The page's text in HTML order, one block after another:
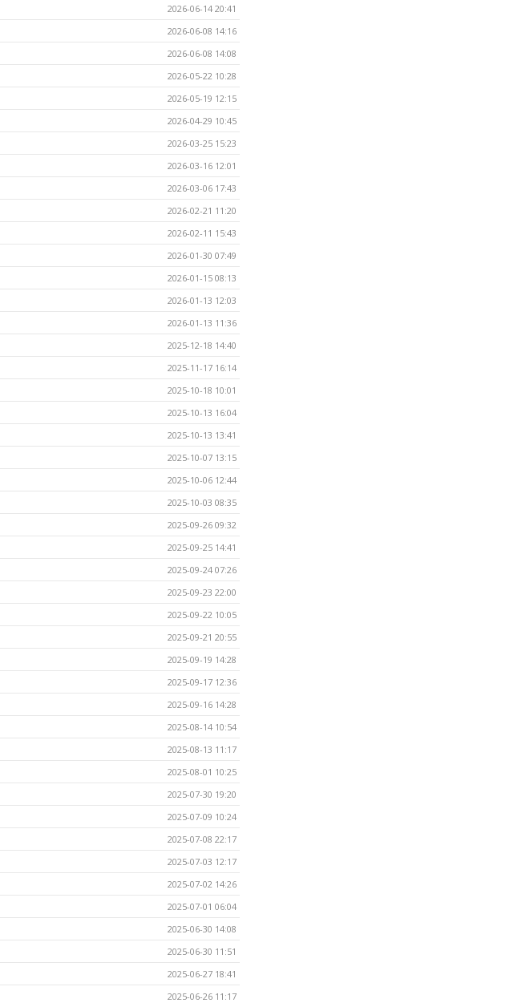
2026-06-14 20:41
2026-06-08 14:16
2026-06-08 14:08
2026-05-22 10:28
2026-05-19 12:15
2026-04-29 10:45
2026-03-25 15:23
2026-03-16 12:01
2026-03-06 17:43
2026-02-21 11:20
2026-02-11 15:43
2026-01-30 07:49
2026-01-15 08:13
2026-01-13 12:03
2026-01-13 11:36
2025-12-18 14:40
2025-11-17 16:14
2025-10-18 10:01
2025-10-13 16:04
2025-10-13 13:41
2025-10-07 13:15
2025-10-06 12:44
2025-10-03 08:35
2025-09-26 09:32
2025-09-25 14:41
2025-09-24 07:26
2025-09-23 22:00
2025-09-22 10:05
2025-09-21 20:55
2025-09-19 14:28
2025-09-17 12:36
2025-09-16 14:28
2025-08-14 10:54
2025-08-13 11:17
2025-08-01 10:25
2025-07-30 19:20
2025-07-09 10:24
2025-07-08 22:17
2025-07-03 12:17
2025-07-02 14:26
2025-07-01 06:04
2025-06-30 14:08
2025-06-30 11:51
2025-06-27 18:41
2025-06-26 11:17